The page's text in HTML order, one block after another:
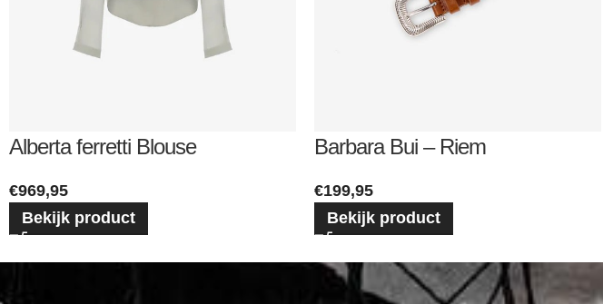
Alberta ferretti Blouse
€969,95
Bekijk product
Barbara Bui – Riem
€199,95
Bekijk product